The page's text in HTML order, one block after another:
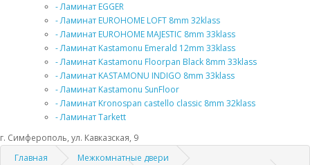
- Ламинат EGGER
- Ламинат EUROHOME LOFT 8mm 32klass
- Ламинат EUROHOME MAJESTIC 8mm 33klass
- Ламинат Kastamonu Emerald 12mm 33klass
- Ламинат Kastamonu Floorpan Black 8mm 33klass
- Ламинат KASTAMONU INDIGO 8mm 33klass
- Ламинат Kastamonu SunFloor
- Ламинат Kronospan castello classic 8mm 32klass
- Ламинат Tarkett
г. Симферополь, ул. Кавказская, 9
Главная
Межкомнатные двери